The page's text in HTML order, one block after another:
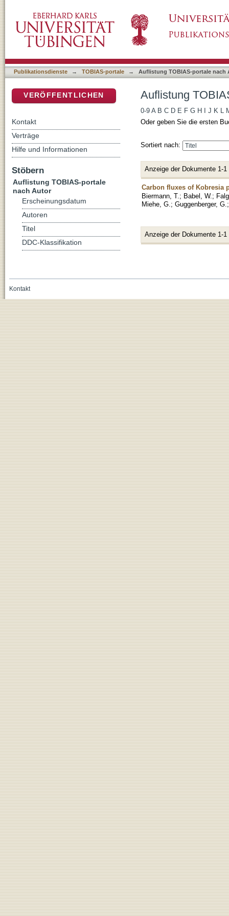
Publikationsdienste → TOBIAS-portale → Auflistung TOBIAS-portale nach
Auflistung
0-9 A B C D E F G H J K L
Oder geben Sie die ersten
Sortiert nach:
Anzeige der Dokumente 1-1
Carbon fluxes of Kobresia
Biermann, T. ; Babel, W. ;
Miehe, G. ; Guggenberger, G.
Anzeige der Dokumente 1-1
VERÖFFENTLICHEN
Kontakt
Verträge
Hilfe und Informationen
Stöbern
Auflistung TOBIAS-portale
nach Autor
Erscheinungsdatum
Autoren
Titel
DDC-Klassifikation
Kontakt